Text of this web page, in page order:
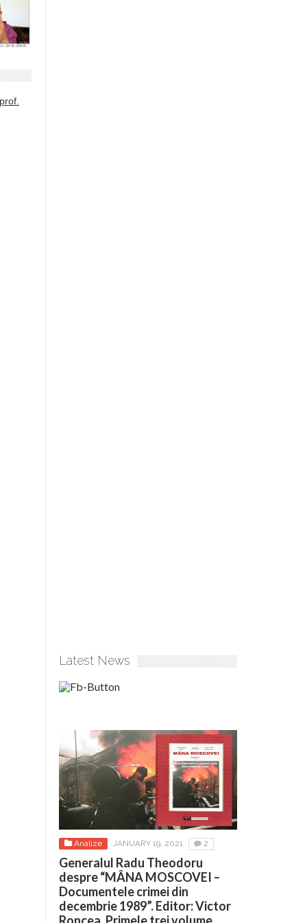
Latest News
Analize JANUARY 19, 2021 2
Generalul Radu Theodoru
despre “MÂNA MOSCOVEI –
Documentele crimei din
decembrie 1989”. Editor: Victor